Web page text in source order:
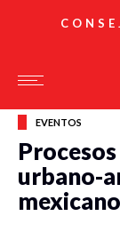
EVENTOS
urbano-
mexicano